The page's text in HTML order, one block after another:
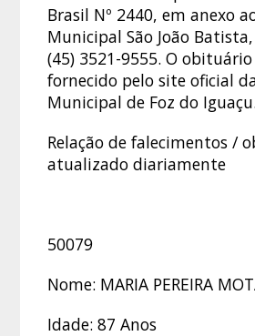
Brasil Nº 2440, em anexo
Municipal São João
(45) 3521-9555. O
fornecido pelo site oficial
Municipal de Foz do Iguaçu.
Relação de falecimentos /
atualizado diariamente
50079
Nome: MARIA PEREIRA
Idade: 87 Anos